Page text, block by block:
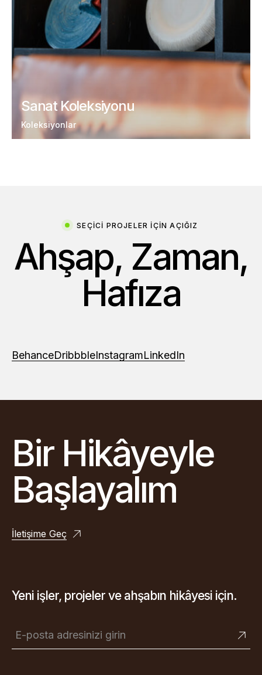
Sanat Koleksiyonu
Koleksiyonlar
SEÇICI PROJELER IÇIN AÇIĞIZ
Ahşap, Zaman,
Hafıza
BehanceDribbbleInstagramLinkedIn
Bir Hikâyeyle
Başlayalım
İletişime Geç
Yeni işler, projeler ve ahşabın hikâyesi için.